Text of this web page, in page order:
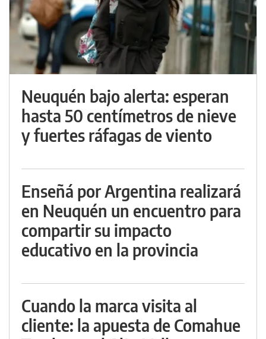
Neuquén bajo alerta: esperan
hasta 50 centímetros de nieve
y fuertes ráfagas de viento
Enseñá por Argentina realizará
en Neuquén un encuentro para
compartir su impacto
educativo en la provincia
Cuando la marca visita al
cliente: la apuesta de Comahue